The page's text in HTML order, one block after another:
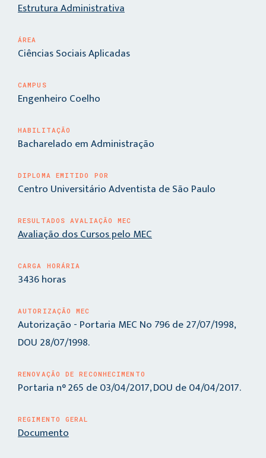
Estrutura Administrativa
ÁREA
Ciências Sociais Aplicadas
CAMPUS
Engenheiro Coelho
HABILITAÇÃO
Bacharelado em Administração
DIPLOMA EMITIDO POR
Centro Universitário Adventista de São Paulo
RESULTADOS AVALIAÇÃO MEC
Avaliação dos Cursos pelo MEC
CARGA HORÁRIA
3436 horas
AUTORIZAÇÃO MEC
Autorização - Portaria MEC No 796 de 27/07/1998,
DOU 28/07/1998.
RENOVAÇÃO DE RECONHECIMENTO
Portaria n° 265 de 03/04/2017, DOU de 04/04/2017.
REGIMENTO GERAL
Documento